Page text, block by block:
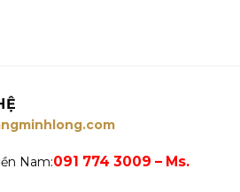
Nam:091 774 3009 – Ms.